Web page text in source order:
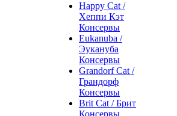
Happy Cat /
Хеппи Кэт
Консервы
Eukanuba /
Эукануба
Консервы
Grandorf Cat /
Грандорф
Консервы
Brit Cat / Брит
Консервы